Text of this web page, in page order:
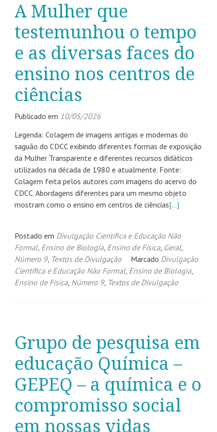
A Mulher que
testemunhou o tempo
e as diversas faces do
ensino nos centros de
ciências
Publicado em 10/05/2026
Legenda: Colagem de imagens antigas e modernas do
saguão do CDCC exibindo diferentes formas de exposição
da Mulher Transparente e diferentes recursos didáticos
utilizados na década de 1980 e atualmente. Fonte:
Colagem feita pelos autores com imagens do acervo do
CDCC. Abordagens diferentes para um mesmo objeto
mostram como o ensino em centros de ciências[…]
Postado em Divulgação Científica e Educação Não
Formal, Ensino de Biologia, Ensino de Física, Geral,
Número 9, Textos de Divulgação Marcado Divulgação
Científica e Educação Não Formal, Ensino de Biologia,
Ensino de Física, Número 9, Textos de Divulgação
Grupo de pesquisa em
educação Química –
GEPEQ – a química e o
compromisso social
em nossas vidas